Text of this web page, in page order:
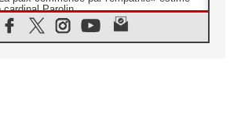
cardinal Parolin
Colombie, «la paix ne s'achète pas avec